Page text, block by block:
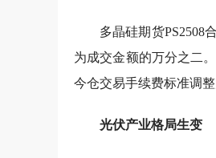
多晶硅期货PS2508
为成交金额的万分之二
今仓交易手续费标准调
光伏产业格局生变